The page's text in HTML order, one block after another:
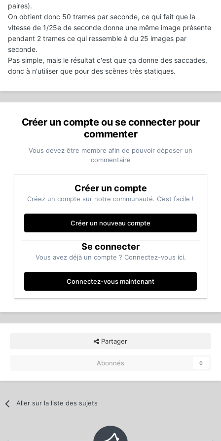
paires).
On obtient donc 50 trames par seconde, ce qui fait que la
vitesse de 1/25e de seconde donne une même image présente
pendant 2 trames ce qui ressemble à du 25 images par
seconde.
Pas simple, mais le résultat c'est que ça donne des saccades,
donc à n'utiliser que pour des scènes très statiques.
Créer un compte ou se connecter pour
commenter
Vous devez être membre afin de pouvoir déposer un
commentaire
Créer un compte
Créez un compte sur notre communauté. C’est facile !
Créer un nouveau compte
Se connecter
Vous avez déjà un compte ? Connectez-vous ici.
Connectez-vous maintenant
Partager
Abonnés 0
Aller sur la liste des sujets